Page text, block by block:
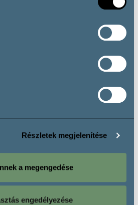
Részletek megjelenítése
a megengedése
engedélyezése
CSOBÁNC
borászatok
másik szőlőfajtát is!